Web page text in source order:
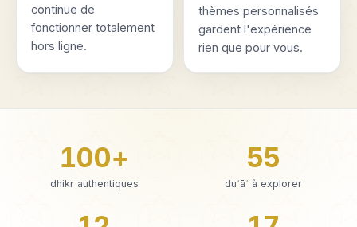
continue de
fonctionner totalement
hors ligne.
thèmes personnalisés
gardent l'expérience
rien que pour vous.
100+
dhikr authentiques
55
duʿāʾ à explorer